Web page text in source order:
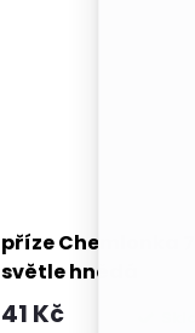
příze Chemlonka
světle hnědá
41 Kč